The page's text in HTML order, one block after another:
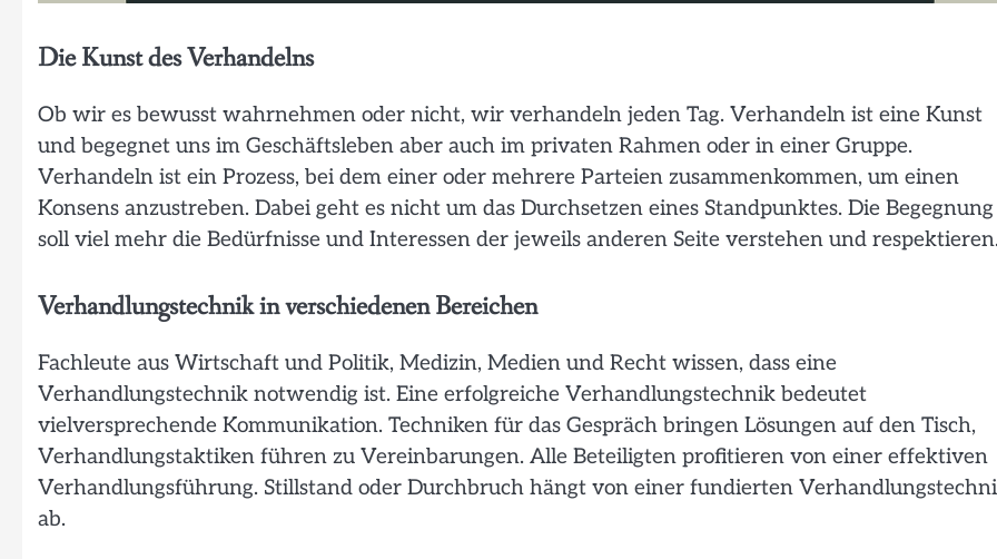
Die Kunst des Verhandelns
Ob wir es bewusst wahrnehmen oder nicht, wir verhandeln jeden Tag. Verhandeln ist eine Kunst
und begegnet uns im Geschäftsleben aber auch im privaten Rahmen oder in einer Gruppe.
Verhandeln ist ein Prozess, bei dem einer oder mehrere Parteien zusammenkommen, um einen
Konsens anzustreben. Dabei geht es nicht um das Durchsetzen eines Standpunktes. Die Begegnung
soll viel mehr die Bedürfnisse und Interessen der jeweils anderen Seite verstehen und
Verhandlungstechnik in verschiedenen Bereichen
Fachleute aus Wirtschaft und Politik, Medizin, Medien und Recht wissen, dass eine
Verhandlungstechnik notwendig ist. Eine erfolgreiche Verhandlungstechnik bedeutet
vielversprechende Kommunikation. Techniken für das Gespräch bringen Lösungen auf den Tisch,
Verhandlungstaktiken führen zu Vereinbarungen. Alle Beteiligten profitieren von einer effektiven
Verhandlungsführung. Stillstand oder Durchbruch hängt von einer fundierten
ab.